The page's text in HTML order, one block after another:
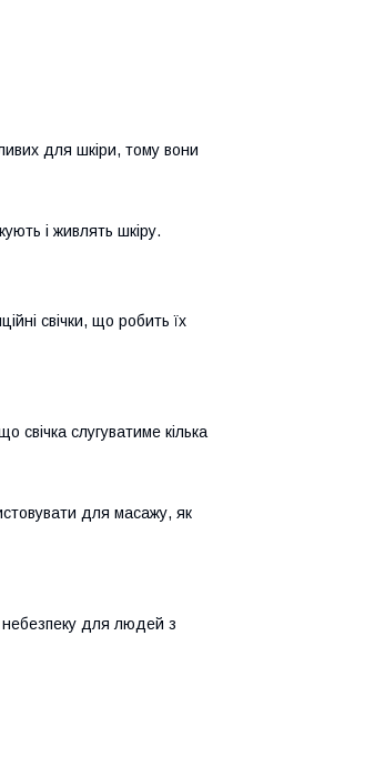
для шкіри, тому вони
і живлять шкіру.
свічки, що робить їх
свічка слугуватиме кілька
для масажу, як
небезпеку для людей з